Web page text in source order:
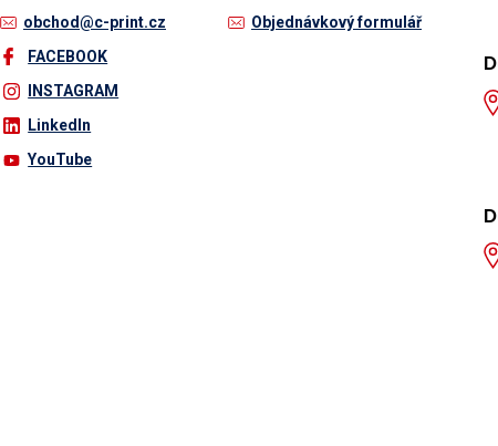
obchod@c-print.cz
FACEBOOK
INSTAGRAM
LinkedIn
YouTube
Objednávkový formulář